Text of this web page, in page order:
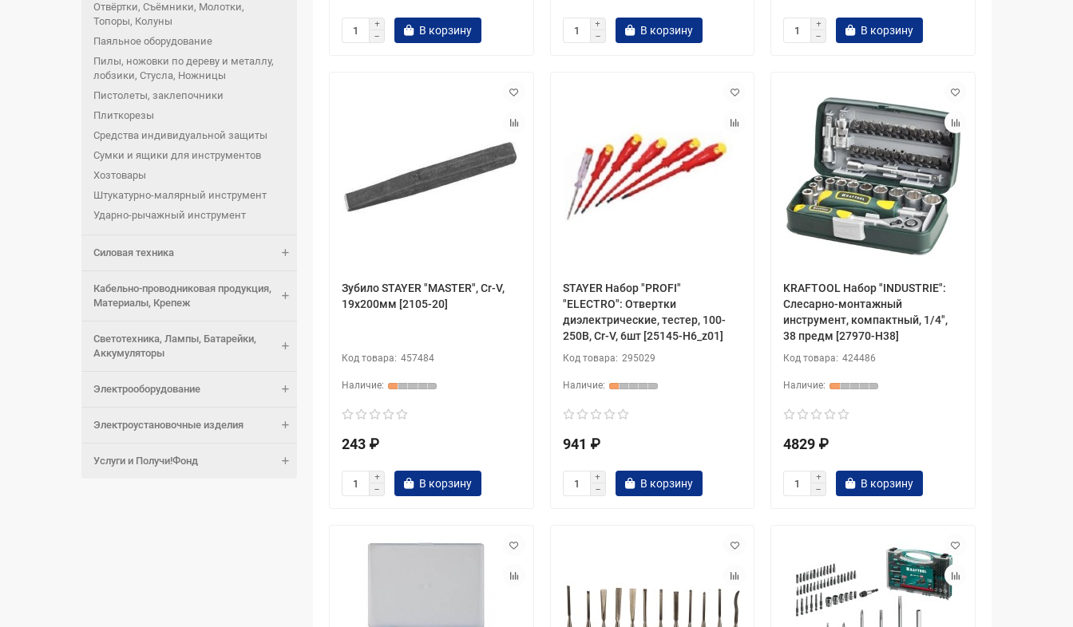
Отвёртки, Съёмники, Молотки,
Топоры, Колуны
Паяльное оборудование
Пилы, ножовки по дереву и металлу,
лобзики, Стусла, Ножницы
Пистолеты, заклепочники
Плиткорезы
Средства индивидуальной защиты
Сумки и ящики для инструментов
Хозтовары
Штукатурно-малярный инструмент
Ударно-рычажный инструмент
Силовая техника
Кабельно-проводниковая продукция,
Материалы, Крепеж
Светотехника, Лампы, Батарейки,
Аккумуляторы
Электрооборудование
Электроустановочные изделия
Услуги и Получи!Фонд
В корзину В корзину В корзину
Зубило STAYER "MASTER", Cr-V,
19х200мм [2105-20]
457484
243 ₽
В корзину
STAYER Набор "PROFI"
"ELECTRO": Отвертки
диэлектрические, тестер, 100-
250В, Cr-V, 6шт [25145-H6_z01]
295029
941 ₽
В корзину
KRAFTOOL Набор "INDUSTRIE":
Слесарно-монтажный
инструмент, компактный, 1/4",
38 предм [27970-H38]
424486
4829 ₽
В корзину